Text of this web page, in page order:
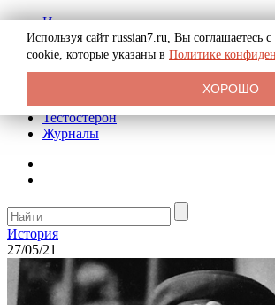
История
Биография
Криминал
Реклама на сайте
Тестостерон
Журналы
История
27/05/21
Используя сайт russian7.ru, Вы соглашаетесь
cookie, которые указаны в Политике
ХОРОШО